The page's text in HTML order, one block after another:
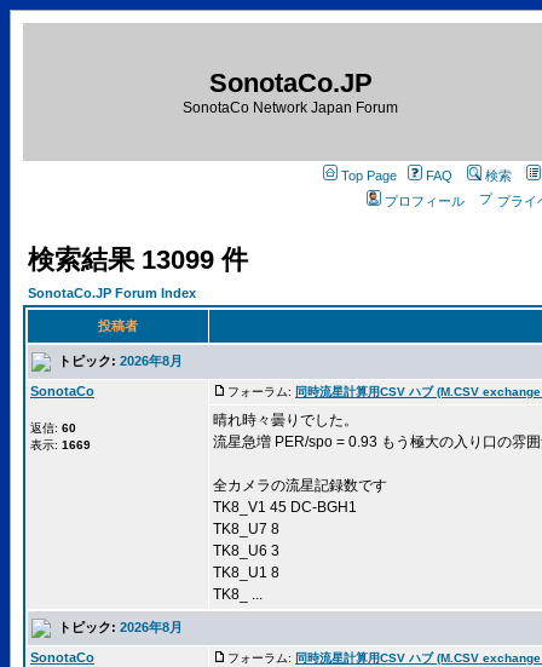
SonotaCo.JP
SonotaCo Network Japan Forum
Top Page FAQ
検索
プロフィール
プライ
検索結果 13099 件
SonotaCo.JP Forum Index
投稿者
トピック: 2026年8月
SonotaCo
返信: 60
表示: 1669
フォーラム: 同時流星計算用CSV ハブ (M.CSV
晴れ時々曇りでした。
流星急増 PER/spo = 0.93 もう極大の入り口の雰
全カメラの流星記録数です
TK8_V1 45 DC-BGH1
TK8_U7 8
TK8_U6 3
TK8_U1 8
TK8_ ...
トピック: 2026年8月
SonotaCo フォーラム: 同時流星計算用CSV ハブ (M.CSV